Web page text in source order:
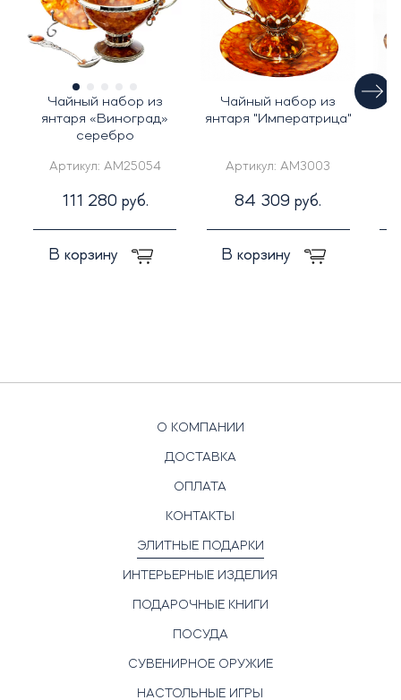
Чайный набор из
янтаря «Виноград»
серебро
Артикул: AM25054
111 280 руб.
В корзину
Чайный набор из
янтаря "Императрица"
Артикул: AM3003
84 309 руб.
В корзину
О КОМПАНИИ
ДОСТАВКА
ОПЛАТА
КОНТАКТЫ
ЭЛИТНЫЕ ПОДАРКИ
ИНТЕРЬЕРНЫЕ ИЗДЕЛИЯ
ПОДАРОЧНЫЕ КНИГИ
ПОСУДА
СУВЕНИРНОЕ ОРУЖИЕ
НАСТОЛЬНЫЕ ИГРЫ